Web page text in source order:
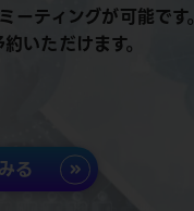
ティングが可能です。
いただけます。
る